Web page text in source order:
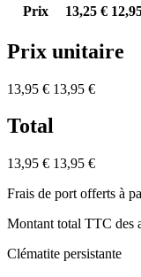
Prix
13,25 €
Prix unitaire
13,95 € 13,95 €
Total
13,95 € 13,95 €
Frais de port offerts à
Montant total TTC des
Clématite persistante